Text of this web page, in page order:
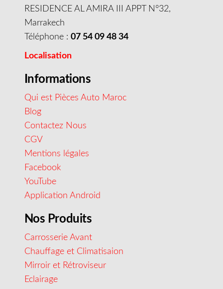
RESIDENCE AL AMIRA III APPT N°32,
Marrakech
Téléphone : 07 54 09 48 34
Localisation
Informations
Qui est Pièces Auto Maroc
Blog
Contactez Nous
CGV
Mentions légales
Facebook
YouTube
Application Android
Nos Produits
Carrosserie Avant
Chauffage et Climatisaion
Mirroir et Rétroviseur
Eclairage